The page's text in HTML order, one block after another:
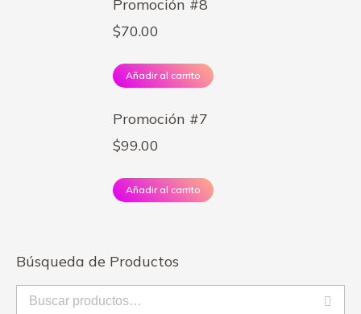
Promoción #8
$70.00
Añadir al carrito
Promoción #7
$99.00
Añadir al carrito
Búsqueda de Productos